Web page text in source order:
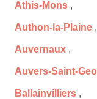
Athis-Mons ,
Authon-la-Plaine ,
Auvernaux ,
Auvers-Saint-
Ballainvilliers ,